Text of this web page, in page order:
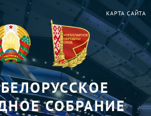
КАРТА САЙТА
СОБРАНИЕ